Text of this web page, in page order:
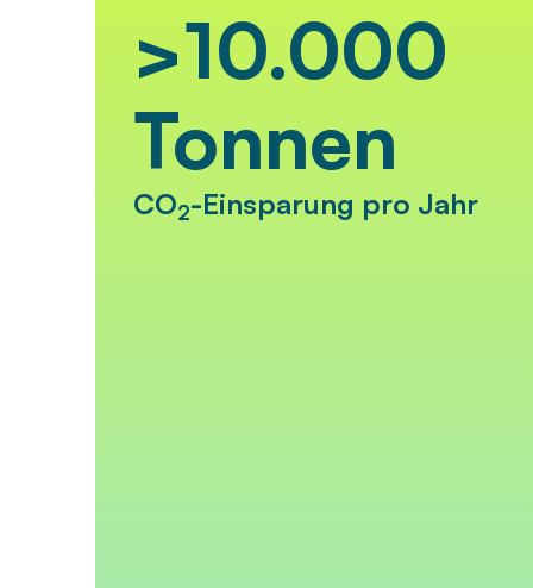
>10.000
Tonnen
CO2-Einsparung pro Jahr